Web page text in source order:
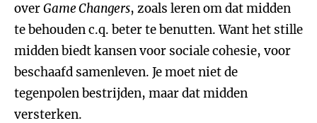
overGame Changers, zoals leren om dat midden
te behouden c.q. beter te benutten. Want het stille
midden biedt kansen voor sociale cohesie, voor
beschaafd samenleven. Je moet niet de
tegenpolen bestrijden, maar dat midden
versterken.